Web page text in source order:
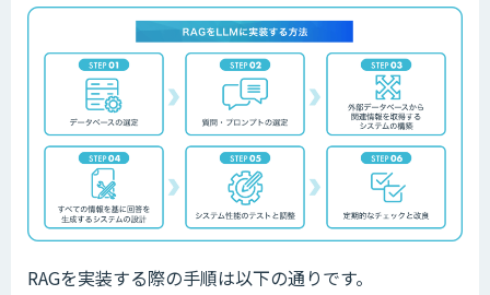
RAGを実装する際の手順は以下の通りです。